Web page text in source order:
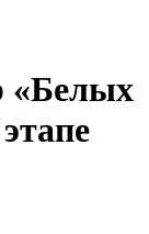
«Белых